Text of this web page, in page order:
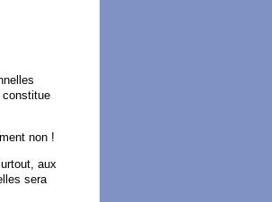
constitue
non !
aux
sera